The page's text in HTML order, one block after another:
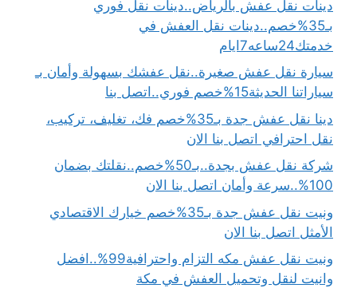
دينات نقل عفش بالرياض..دينات نقل فوري
بـ35%خصم..دينات نقل العفش في
خدمتك24ساعه7ايام
سيارة نقل عفش صغيرة..نقل عفشك بسهولة وأمان بـ
سياراتنا الحديثة15%خصم فوري..اتصل بنا
دينا نقل عفش جدة بـ35%خصم فك، تغليف، تركيب،
نقل احترافي اتصل بنا الان
شركة نقل عفش بجدة..بـ50%خصم..نقلتك بضمان
100%..سرعة وأمان اتصل بنا الان
ونيت نقل عفش جدة بـ35%خصم خيارك الاقتصادي
الأمثل اتصل بنا الان
ونيت نقل عفش مكه التزام واحترافية99%..افضل
وانيت لنقل وتحميل العفش في مكة